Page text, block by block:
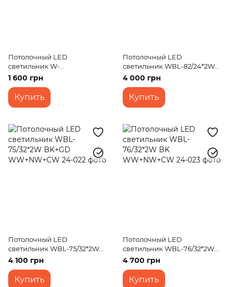
Потолочный LED
светильник W-
645/45W+45W RM
WW+NW+CW
1 600 грн
Купить
Потолочный LED
светильник WBL-82/24*2W
BK WW+NW+CW
4 000 грн
Купить
Потолочный LED
светильник WBL-75/32*2W
BK+GD WW+NW+CW
4 100 грн
Купить
Потолочный LED
светильник WBL-76/32*2W
BK WW+NW+CW
4 700 грн
Купить